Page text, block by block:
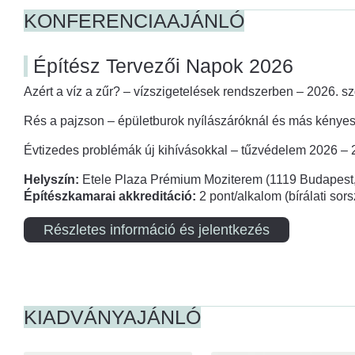
KONFERENCIAAJÁNLÓ
Építész Tervezői Napok 2026
Azért a víz a zűr? – vízszigetelések rendszerben – 2026.
Rés a pajzson – épületburok nyílászáróknál és más
Évtizedes problémák új kihívásokkal – tűzvédelem 2026 –
Helyszín: Etele Plaza Prémium Moziterem (1119
Építészkamarai akkreditáció: 2 pont/alkalom (bírálati
Részletes információ és jelentkezés
KIADVÁNYAJÁNLÓ